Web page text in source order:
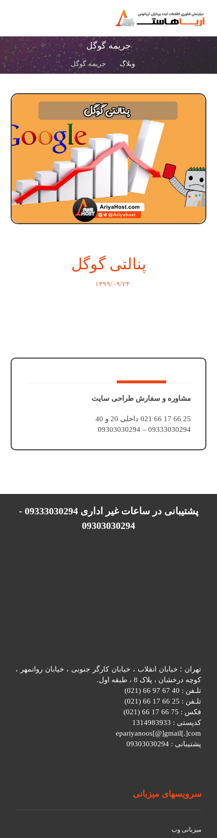
جریمه گوگل
وبلاگ جریمه گوگل
پنالتی گوگل
۱۳۹۹/۰۹/۲۴
مشاوره و سفارش طراحی سایت
25 66 17 66 021 داخلی 20 و 40
09333030294 – 09303030294
پشتیبانی در ساعات غیر اداری 09333030294 -
09303030294
تهران ؛ خیابان انقلاب ، خیابان کارگر جنوبی ، خیابان روانمهر ،
کوچه درخشان ، پلاک 8 ، طبقه اول.
تلـفن : 40 67 97 66 (021)
تلـفن : 25 66 17 66 (021)
فکس : 75 66 17 66 (021)
کدپستی : 1314983933
epariyanoos[@]gmail[.]com
پشتیبانی : 09303030294
سرویسهای میزبانی
میزبانی وب